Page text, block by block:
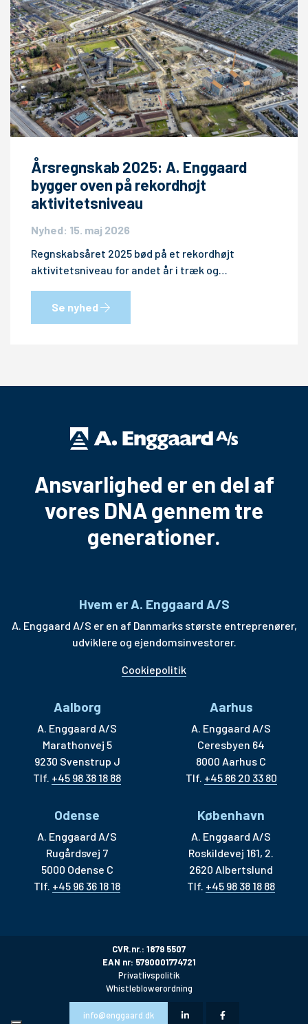
Årsregnskab 2025: A. Enggaard
bygger oven på rekordhøjt
aktivitetsniveau
Nyhed: 15. maj 2026
Regnskabsåret 2025 bød på et rekordhøjt
aktivitetsniveau for andet år i træk og…
Se nyhed
Ansvarlighed er en del af
vores DNA gennem tre
generationer.
Hvem er A. Enggaard A/S
A. Enggaard A/S er en af Danmarks største entreprenører,
udviklere og ejendomsinvestorer.
Cookiepolitik
Aalborg
A. Enggaard A/S
Marathonvej 5
9230 Svenstrup J
Tlf. +45 98 38 18 88
Aarhus
A. Enggaard A/S
Ceresbyen 64
8000 Aarhus C
Tlf. +45 86 20 33 80
Odense
A. Enggaard A/S
Rugårdsvej 7
5000 Odense C
Tlf. +45 96 36 18 18
København
A. Enggaard A/S
Roskildevej 161, 2.
2620 Albertslund
Tlf. +45 98 38 18 88
CVR.nr.: 1879 5507
EAN nr: 5790001774721
Privatlivspolitik
Whistleblowerordning
info@enggaard.dk